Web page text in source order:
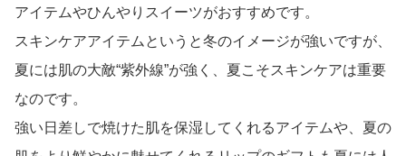
アイテムやひんやりスイーツがおすすめです。
スキンケアアイテムというと冬のイメージが強いですが、
夏には肌の大敵“紫外線”が強く、夏こそスキンケアは重要
なのです。
強い日差しで焼けた肌を保湿してくれるアイテムや、夏の